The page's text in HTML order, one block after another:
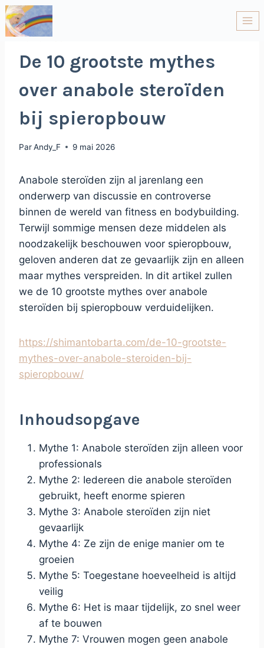
NON CLASSÉ
De 10 grootste mythes
over anabole steroïden
bij spieropbouw
ParAndy_F 9 mai 2026
Anabole steroïden zijn al jarenlang een
onderwerp van discussie en controverse
binnen de wereld van fitness en bodybuilding.
Terwijl sommige mensen deze middelen als
noodzakelijk beschouwen voor spieropbouw,
geloven anderen dat ze gevaarlijk zijn en alleen
maar mythes verspreiden. In dit artikel zullen
we de 10 grootste mythes over anabole
steroïden bij spieropbouw verduidelijken.
https://shimantobarta.com/de-10-grootste-
mythes-over-anabole-steroiden-bij-
spieropbouw/
Inhoudsopgave
Mythe 1: Anabole steroïden zijn alleen voor
professionals
Mythe 2: Iedereen die anabole steroïden
gebruikt, heeft enorme spieren
Mythe 3: Anabole steroïden zijn niet
gevaarlijk
Mythe 4: Ze zijn de enige manier om te
groeien
Mythe 5: Toegestane hoeveelheid is altijd
veilig
Mythe 6: Het is maar tijdelijk, zo snel weer
af te bouwen
Mythe 7: Vrouwen mogen geen anabole